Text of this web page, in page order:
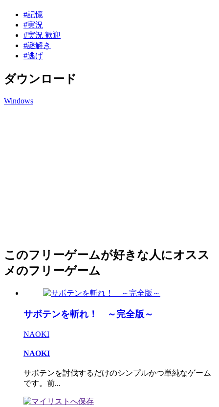
#記憶
#実況
#実況 歓迎
#謎解き
#逃げ
ダウンロード
Windows
このフリーゲームが好きな人にオスス
メのフリーゲーム
サボテンを斬れ！ ～完全版～
NAOKI
NAOKI
サボテンを討伐するだけのシンプルかつ単純なゲーム
です。前...